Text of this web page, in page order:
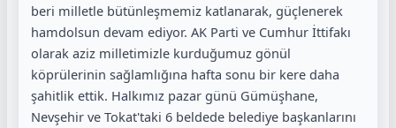
beri milletle bütünleşmemiz katlanarak, güçlenerek
hamdolsun devam ediyor. AK Parti ve Cumhur İttifakı
olarak aziz milletimizle kurduğumuz gönül
köprülerinin sağlamlığına hafta sonu bir kere daha
şahitlik ettik. Halkımız pazar günü Gümüşhane,
Nevşehir ve Tokat'taki 6 beldede belediye başkanlarını